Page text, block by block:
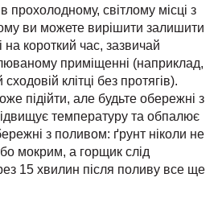
прохолодному, світлому місці з
ви можете вирішити залишити
короткий час, зазвичай
приміщенні (наприклад,
клітці без протягів).
підійти, але будьте обережні з
температуру та обпалює
з поливом: ґрунт ніколи не
мокрим, а горщик слід
15 хвилин після поливу все ще